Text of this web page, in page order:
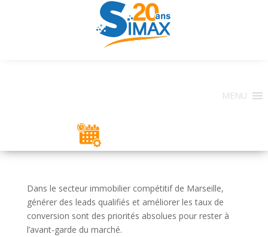
MENU
Dans le secteur immobilier compétitif de Marseille,
générer des leads qualifiés et améliorer les taux de
conversion sont des priorités absolues pour rester à
l’avant-garde du marché.